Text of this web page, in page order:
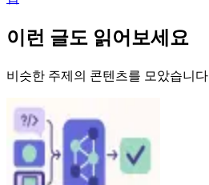
이런 글도 읽어보세요
비슷한 주제의 콘텐츠를 모았습니다